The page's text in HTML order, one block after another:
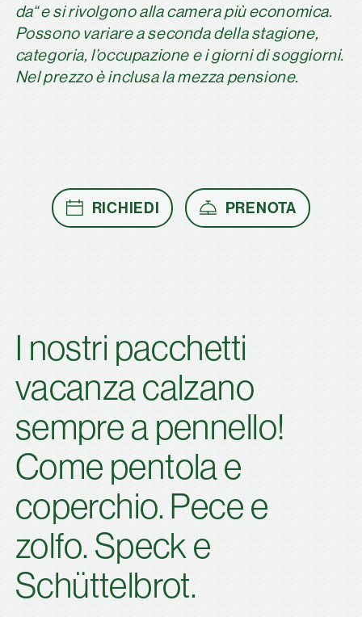
da“ e si rivolgono alla camera più economica.
Possono variare a seconda della stagione,
categoria, l’occupazione e i giorni di soggiorni.
Nel prezzo è inclusa la mezza pensione.
RICHIEDI PRENOTA
I nostri pacchetti
vacanza calzano
sempre a pennello!
Come pentola e
coperchio. Pece e
zolfo. Speck e
Schüttelbrot.